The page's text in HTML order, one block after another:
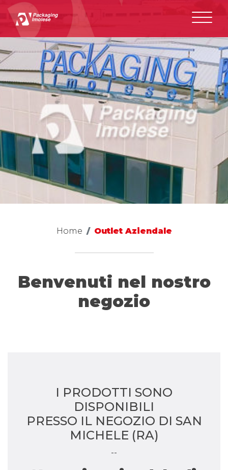
Home Outlet Aziendale
Benvenuti nel nostro
negozio
I PRODOTTI SONO
DISPONIBILI
PRESSO IL NEGOZIO DI SAN
MICHELE (RA)
--